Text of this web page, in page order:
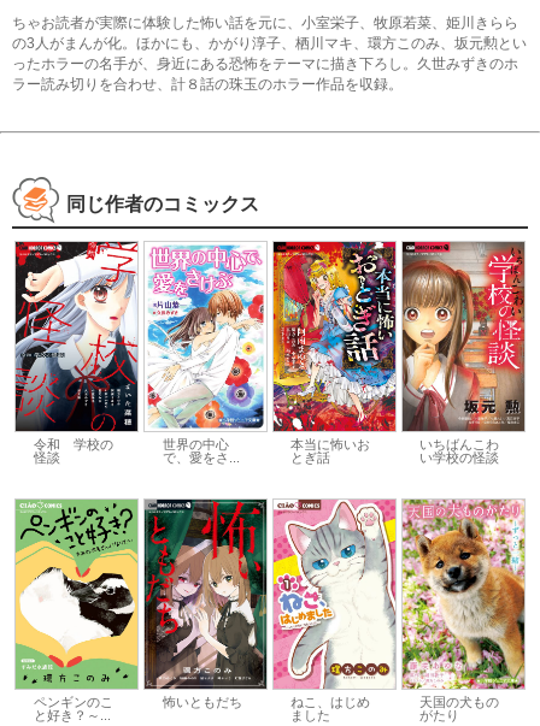
ちゃお読者が実際に体験した怖い話を元に、小室栄子、牧原若菜、姫川きらら
の3人がまんが化。ほかにも、かがり淳子、栖川マキ、環方このみ、坂元勲とい
ったホラーの名手が、身近にある恐怖をテーマに描き下ろし。久世みずきのホ
ラー読み切りを合わせ、計８話の珠玉のホラー作品を収録。
同じ作者のコミックス
令和 学校の
怪談
世界の中心
で、愛をさ...
本当に怖いお
とぎ話
いちばんこわ
い学校の怪談
ペンギンのこ
と好き？～...
怖いともだち
ねこ、はじめ
ました
天国の犬もの
がたり